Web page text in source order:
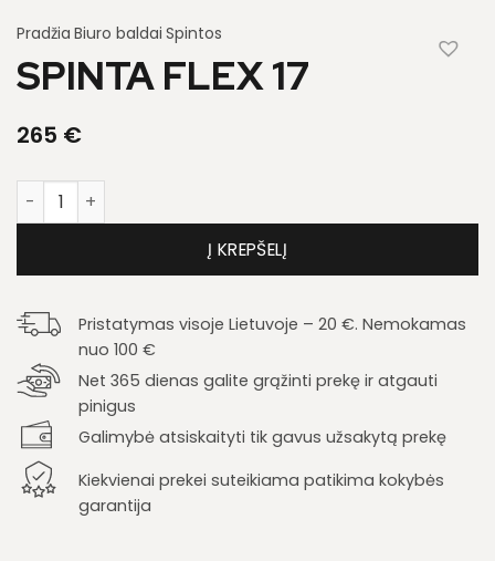
Pradžia Biuro baldai Spintos
SPINTA FLEX 17
265 €
produkto kiekis: Spinta Flex 17
Į KREPŠELĮ
Pristatymas visoje Lietuvoje – 20 €. Nemokamas
nuo 100 €
Net 365 dienas galite grąžinti prekę ir atgauti
pinigus
Galimybė atsiskaityti tik gavus užsakytą prekę
Kiekvienai prekei suteikiama patikima kokybės
garantija